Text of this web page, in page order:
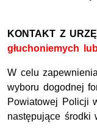
KONTAKT Z
głuchoniemych
W celu
wyboru dogodnej
Powiatowej Policji
następujące środki